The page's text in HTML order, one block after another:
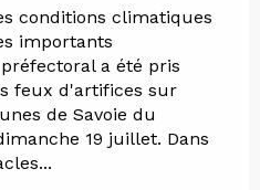
conditions climatiques
importants
a été pris
feux d'artifices sur
de Savoie du
19 juillet. Dans